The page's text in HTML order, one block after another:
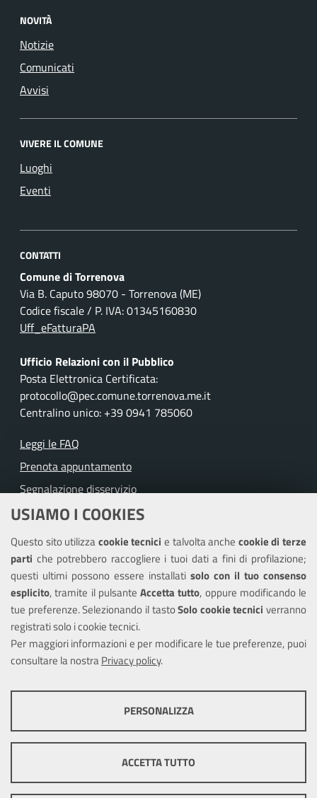
USIAMO I COOKIES
Questo sito utilizzacookie tecnicie talvolta anche cookie di terze
parti che potrebbero raccogliere i tuoi dati a fini di profilazione;
questi ultimi possono essere installati solo con il tuo consenso
esplicito, tramite il pulsante Accetta tutto, oppure modificando le
tue preferenze. Selezionando il tastoSolo cookie tecnici verranno
registrati solo i cookie tecnici.
Per maggiori informazioni e per modificare le tue preferenze, puoi
consultare la nostraPrivacy policy.
ottimale per ogni utente. Essi non raccolgono i tuoi dati e le tue
informazioni di navigazione per scopi di marketing e profilazione, e
PERSONALIZZA
ACCETTA TUTTO
NOVITÀ
Notizie
Comunicati
Avvisi
VIVERE IL COMUNE
Luoghi
Eventi
CONTATTI
Comune di Torrenova
Via B. Caputo 98070 - Torrenova (ME)
Codice fiscale / P. IVA: 01345160830
Uff_eFatturaPA
Ufficio Relazioni con il Pubblico
Posta Elettronica Certificata:
protocollo@pec.comune.torrenova.me.it
Centralino unico: +39 0941 785060
Leggi le FAQ
Prenota appuntamento
Segnalazione disservizio
Richiesta assistenza
Amministrazione trasparente
Informativa privacy
Note legali
Piano di miglioramento del sito
Dichiarazione di accessibilità
Mappa del sito
Cookie